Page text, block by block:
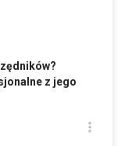
z jego